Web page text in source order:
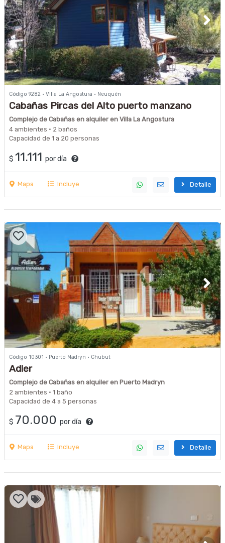
Código 9282 · Villa La Angostura · Neuquén
Cabañas Pircas del Alto puerto manzano
Complejo de Cabañas en alquiler en Villa La Angostura
4 ambientes · 2 baños
Capacidad de 1 a 20 personas
$ 11.111 por día
Mapa Incluye Detalle
Código 10301 · Puerto Madryn · Chubut
Adler
Complejo de Cabañas en alquiler en Puerto Madryn
2 ambientes · 1 baño
Capacidad de 4 a 5 personas
$ 70.000 por día
Mapa Incluye Detalle